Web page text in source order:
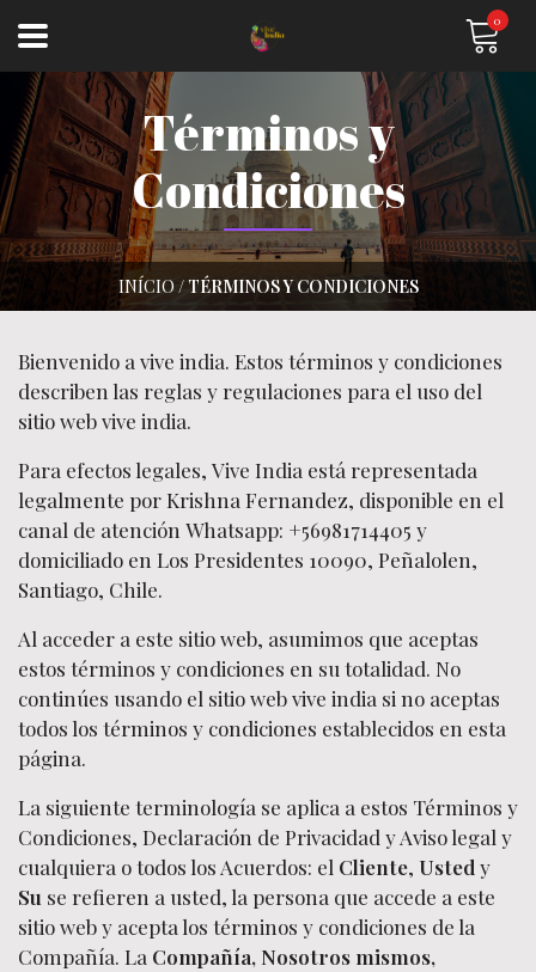
0
INÍCIO /TÉRMINOS Y CONDICIONES
Términos y
Condiciones
Bienvenido a vive india. Estos términos y condiciones
describen las reglas y regulaciones para el uso del
sitio web vive india.
Para efectos legales, Vive India está representada
legalmente por Krishna Fernandez, disponible en el
canal de atención Whatsapp: +56981714405 y
domiciliado en Los Presidentes 10090, Peñalolen,
Santiago, Chile.
Al acceder a este sitio web, asumimos que aceptas
estos términos y condiciones en su totalidad. No
continúes usando el sitio web vive india si no aceptas
todos los términos y condiciones establecidos en esta
página.
La siguiente terminología se aplica a estos Términos y
Condiciones, Declaración de Privacidad y Aviso legal y
cualquiera o todos los Acuerdos: el Cliente, Usted y
Su se refieren a usted, la persona que accede a este
sitio web y acepta los términos y condiciones de la
Compañía. La Compañía, Nosotros mismos,